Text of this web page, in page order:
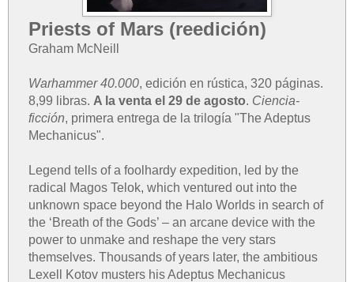
Priests of Mars (reedición)
Graham McNeill
Warhammer 40.000, edición en rústica, 320 páginas.
8,99 libras. A la venta el 29 de agosto. Ciencia-
ficción, primera entrega de la trilogía "The Adeptus
Mechanicus".
Legend tells of a foolhardy expedition, led by the
radical Magos Telok, which ventured out into the
unknown space beyond the Halo Worlds in search of
the ‘Breath of the Gods’ – an arcane device with the
power to unmake and reshape the very stars
themselves. Thousands of years later, the ambitious
Lexell Kotov musters his Adeptus Mechanicus